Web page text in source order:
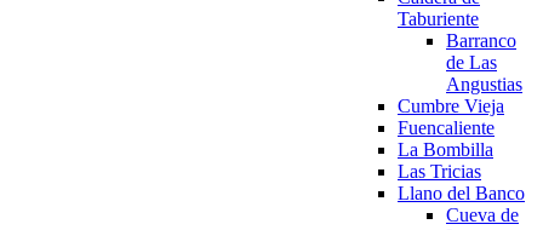
Taburiente
Barranco
de Las
Angustias
Cumbre Vieja
Fuencaliente
La Bombilla
Las Tricias
Llano del Banco
Cueva de